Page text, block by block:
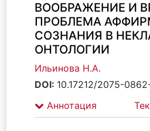
ВООБРАЖЕНИЕ И
ПРОБЛЕМА
СОЗНАНИЯ В
ОНТОЛОГИИ
Ильинова Н.А.
DOI: 10.17212/2075-
Аннотация